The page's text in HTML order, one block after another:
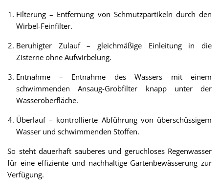
Filterung – Entfernung von Schmutzpartikeln durch den
Wirbel-Feinfilter.
Beruhigter Zulauf – gleichmäßige Einleitung in die
Zisterne ohne Aufwirbelung.
Entnahme – Entnahme des Wassers mit einem
schwimmenden Ansaug-Grobfilter knapp unter der
Wasseroberfläche.
Überlauf – kontrollierte Abführung von überschüssigem
Wasser und schwimmenden Stoffen.
So steht dauerhaft sauberes und geruchloses Regenwasser
für eine effiziente und nachhaltige Gartenbewässerung zur
Verfügung.